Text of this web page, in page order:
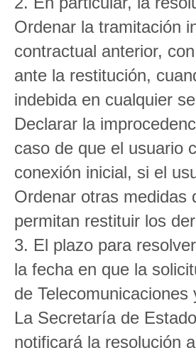
Ordenar la tramitación
contractual anterior,
ante la restitución,
indebida en cualquier
Declarar la
caso de que el usuario
conexión inicial, si el
Ordenar otras medidas
permitan restituir los
3. El plazo para
la fecha en que la
de
La Secretaría de
notificará la resolución